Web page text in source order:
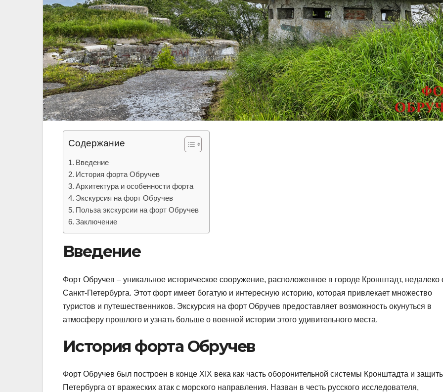
Содержание
Введение
История форта Обручев
Архитектура и особенности форта
Экскурсия на форт Обручев
Польза экскурсии на форт Обручев
Заключение
Введение
Форт Обручев – уникальное историческое сооружение, расположенное в городе Кронштадт, недалеко
Санкт-Петербурга. Этот форт имеет богатую и интересную историю, которая привлекает множество
туристов и путешественников. Экскурсия на форт Обручев предоставляет возможность окунуться в
атмосферу прошлого и узнать больше о военной истории этого удивительного места.
История форта Обручев
Форт Обручев был построен в конце XIX века как часть оборонительной системы Кронштадта и
Петербурга от вражеских атак с морского направления. Назван в честь русского исследователя,